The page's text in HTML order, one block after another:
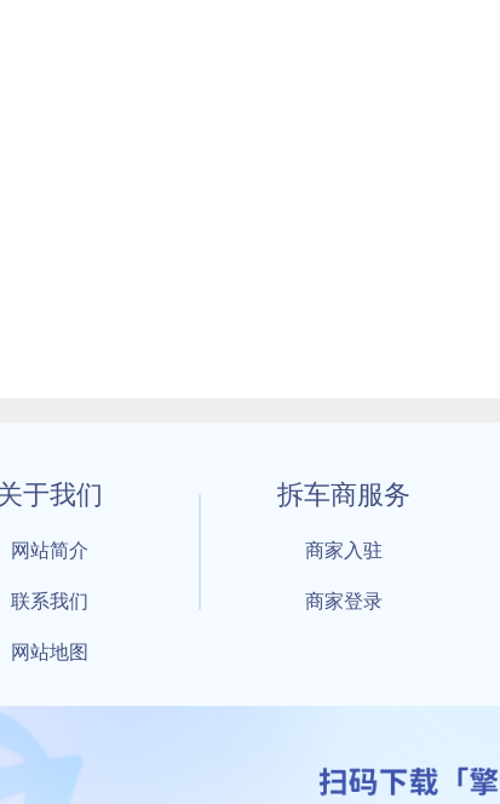
关于我们
网站简介
联系我们
网站地图
拆车商服务
商家入驻
商家登录
天拆车-买卖拆车件，擎天拆车好省快 All Rights Reserved
ICP备18021004号-17 公安部备案号： 鲁公网安备